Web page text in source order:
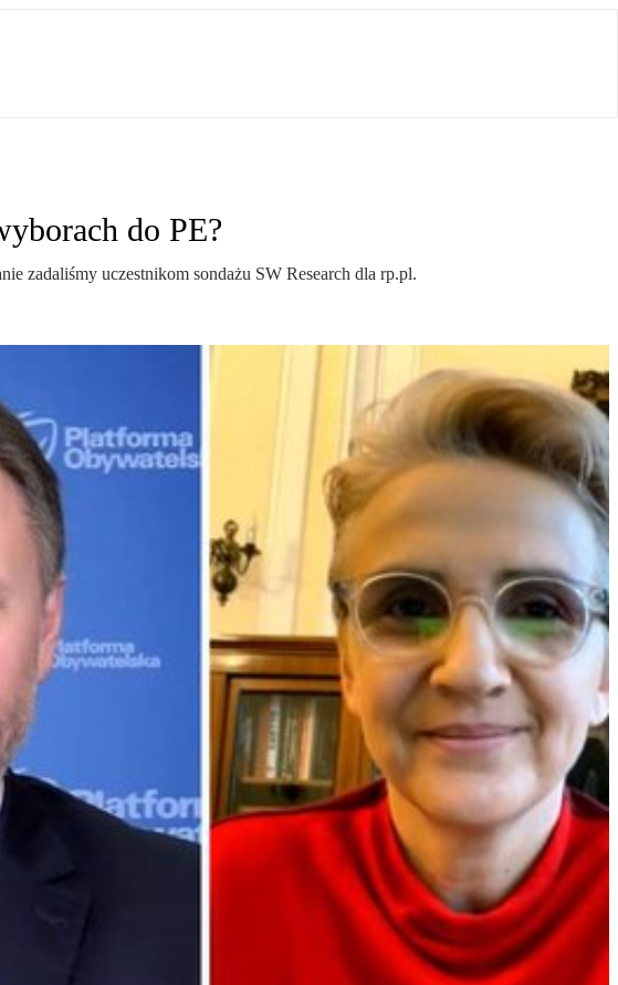
do PE?
zadaliśmy uczestnikom sondażu SW Research dla rp.pl.